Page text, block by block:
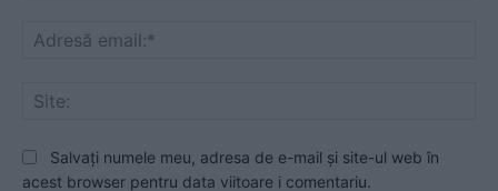
Salvați numele meu, adresa de e-mail și site-ul web în
acest browser pentru data viitoare i comentariu.